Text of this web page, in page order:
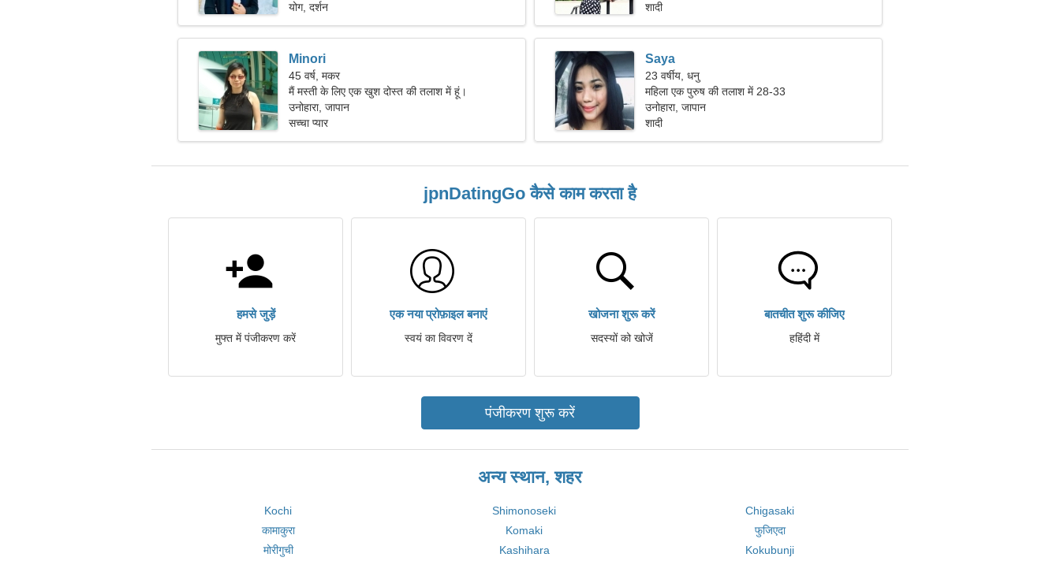
योग, दर्शन
शादी
Minori
45 वर्ष, मकर
मैं मस्ती के लिए एक खुश दोस्त की तलाश में हूं।
उनोहारा, जापान
सच्चा प्यार
Saya
23 वर्षीय, धनु
महिला एक पुरुष की तलाश में 28-33
उनोहारा, जापान
शादी
jpnDatingGo कैसे काम करता है
हमसे जुड़ें
मुफ्त में पंजीकरण करें
एक नया प्रोफ़ाइल बनाएं
स्वयं का विवरण दें
खोजना शुरू करें
सदस्यों को खोजें
बातचीत शुरू कीजिए
हहिंदी में
पंजीकरण शुरू करें
अन्य स्थान, शहर
Kochi Shimonoseki
Chigasaki
कामाकुरा
Komaki
फुजिएदा
मोरीगुची
Kashihara Kokubunji